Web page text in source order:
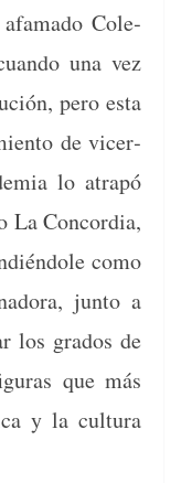
afama­do Cole­
una vez
pero esta
de vicer­
lo atrapó
La Con­cor­dia,
como
jun­to a
los gra­dos de
que más
y la cul­tura